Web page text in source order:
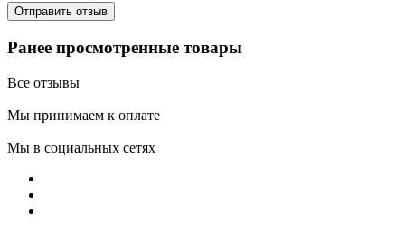
Ранее просмотренные товары
Все отзывы
Мы принимаем к оплате
Мы в социальных сетях